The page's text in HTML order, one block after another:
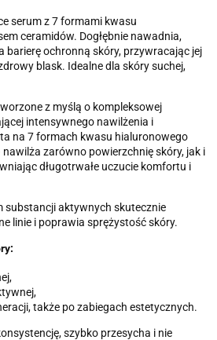
serum z 7 formami kwasu
ceramidów. Dogłębnie nawadnia,
barierę ochronną skóry, przywracając jej
blask. Idealne dla skóry suchej,
z myślą o kompleksowej
intensywnego nawilżenia i
na 7 formach kwasu hialuronowego
zarówno powierzchnię skóry, jak i
długotrwałe uczucie komfortu i
substancji aktywnych skutecznie
linie i poprawia sprężystość skóry.
także po zabiegach estetycznych.
szybko przesycha i nie